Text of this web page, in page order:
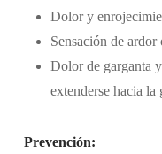
Dolor y
Sensación de ardor
Dolor de garganta
extenderse hacia la
Prevención: